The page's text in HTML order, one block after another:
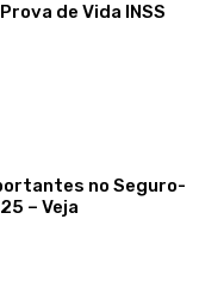
de Vida INSS
no Seguro-
– Veja